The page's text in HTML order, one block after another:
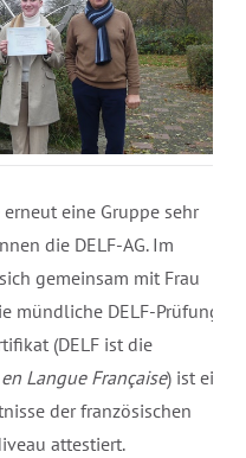
eine Gruppe sehr
die DELF-AG. Im
gemeinsam mit Frau
mündliche DELF-Prüfung
(DELF ist die
Langue Française) ist ein
der französischen
attestiert.